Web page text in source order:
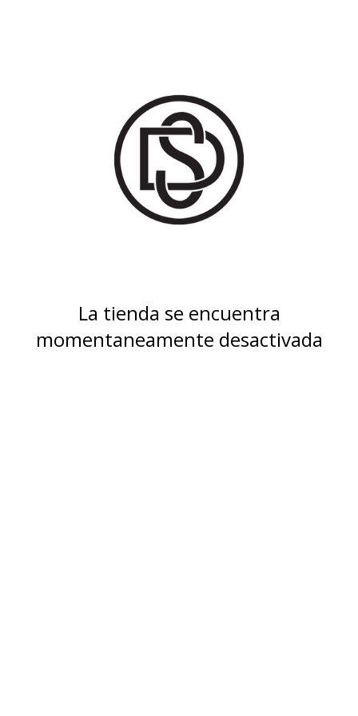
La tienda se encuentra
momentaneamente desactivada